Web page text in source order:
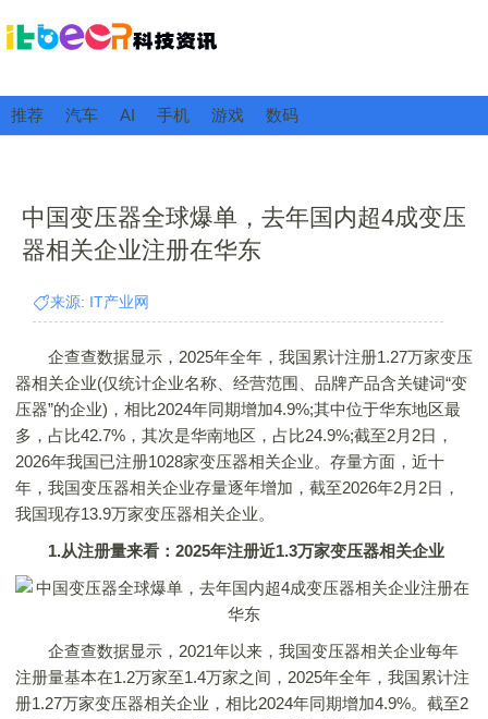
推荐 汽车 AI 手机 游戏 数码
中国变压器全球爆单，去年国内超4成变压
器相关企业注册在华东
来源: IT产业网
企查查数据显示，2025年全年，我国累计注册1.27万家变压
器相关企业(仅统计企业名称、经营范围、品牌产品含关键词“变
压器”的企业)，相比2024年同期增加4.9%;其中位于华东地区最
多，占比42.7%，其次是华南地区，占比24.9%;截至2月2日，
2026年我国已注册1028家变压器相关企业。存量方面，近十
年，我国变压器相关企业存量逐年增加，截至2026年2月2日，
我国现存13.9万家变压器相关企业。
1.从注册量来看：2025年注册近1.3万家变压器相关企业
企查查数据显示，2021年以来，我国变压器相关企业每年
注册量基本在1.2万家至1.4万家之间，2025年全年，我国累计注
册1.27万家变压器相关企业，相比2024年同期增加4.9%。截至2